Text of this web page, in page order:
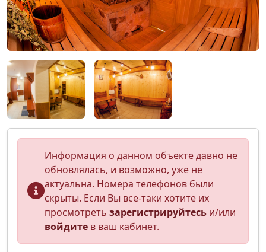
Информация о данном объекте давно не
обновлялась, и возможно, уже не
актуальна. Номера телефонов были
скрыты. Если Вы все-таки хотите их
просмотреть зарегистрируйтесь и/или
войдите в ваш кабинет.